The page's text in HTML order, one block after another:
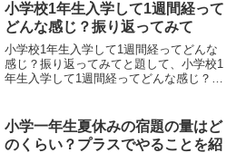
小学校1年生入学して1週間経って
どんな感じ？振り返ってみて
小学校1年生入学して1週間経ってどんな
感じ？振り返ってみてと題して、小学校1
年生入学して1週間経ってどんな感じ？振
小学一年生夏休みの宿題の量はど
のくらい？プラスでやることを紹